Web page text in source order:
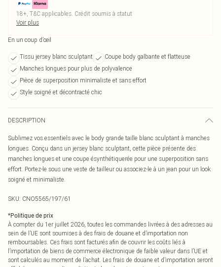
18+, T&C applicables. Crédit soumis à statut
Voir plus
En un coup d’œil
Tissu jersey blanc sculptant
Coupe body galbante et flatteuse
Manches longues pour plus de polyvalence
Pièce de superposition minimaliste et sans effort
Style soigné et décontracté chic
DESCRIPTION
Sublimez vos essentiels avec le body grande taille blanc sculptant à manches
longues. Conçu dans un jersey blanc sculptant, cette pièce présente des
manches longues et une coupe ésynthétiquerée pour une superposition sans
effort. Portez-le sous une veste de tailleur ou associez-le à un jean pour un look
soigné et minimaliste.
SKU: CNO5565/197/61
*Politique de prix
À compter du 1er juillet 2026, toutes les commandes livrées à des adresses au
sein de l’UE sont soumises à des frais de douane et d’importation non
remboursables. Ces frais sont facturés afin de couvrir les coûts liés à
l’importation de biens de commerce électronique de faible valeur dans l’UE et
sont calculés au moment de l’achat. Les frais de douane et d’importation seront